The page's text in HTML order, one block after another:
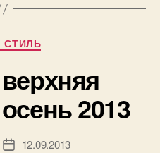
домашних
Категорії
СТИЛЬ
2013
Дата12.09.2013